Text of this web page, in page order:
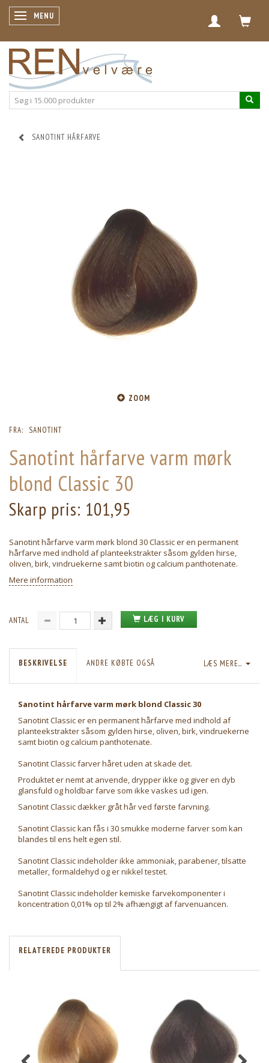
SKIFTE NAVIGATION
MENU
SANOTINT HÅRFARVE
ZOOM
FRA: SANOTINT
Sanotint hårfarve varm mørk
blond Classic 30
Skarp pris: 101,95
Sanotint hårfarve varm mørk blond 30 Classic er en permanent
hårfarve med indhold af planteekstrakter såsom gylden hirse,
oliven, birk, vindruekerne samt biotin og calcium panthotenate.
Mere information
ANTAL LÆG I KURV
LÆS MERE...
BESKRIVELSE ANDRE KØBTE OGSÅ
Sanotint hårfarve varm mørk blond Classic 30
Sanotint Classic er en permanent hårfarve med indhold af
planteekstrakter såsom gylden hirse, oliven, birk, vindruekerne
samt biotin og calcium panthotenate.
Sanotint Classic farver håret uden at skade det.
Produktet er nemt at anvende, drypper ikke og giver en dyb
glansfuld og holdbar farve som ikke vaskes ud igen.
Sanotint Classic dækker gråt hår ved første farvning.
Sanotint Classic kan fås i 30 smukke moderne farver som kan
blandes til ens helt egen stil.
Sanotint Classic indeholder ikke ammoniak, parabener, tilsatte
metaller, formaldehyd og er nikkel testet.
Sanotint Classic indeholder kemiske farvekomponenter i
koncentration 0,01% op til 2% afhængigt af farvenuancen.
RELATEREDE PRODUKTER